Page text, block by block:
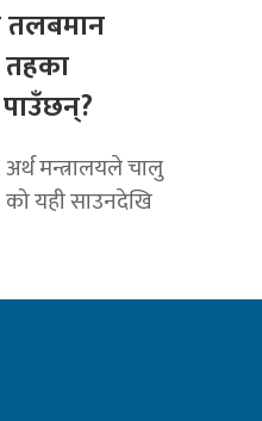
तलबमान
मन्त्रालयले चालु
यही साउनदेखि